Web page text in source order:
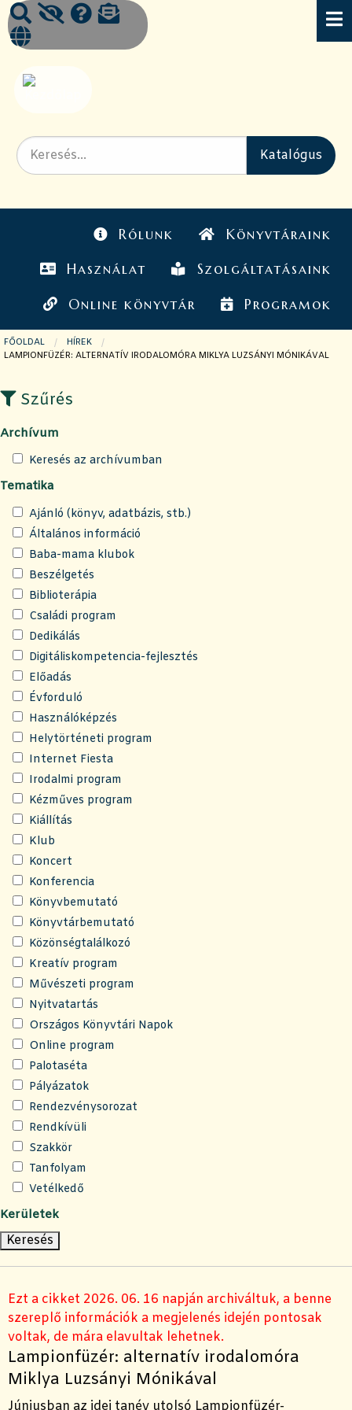
Rólunk Könyvtáraink
Használat Szolgáltatásaink
Online könyvtár Programok
FŐOLDAL
HÍREK
JELENLEGI OLDAL:
LAMPIONFÜZÉR: ALTERNATÍV IRODALOMÓRA MIKLYA LUZSÁNYI MÓNIKÁVAL
Szűrés
Archívum
Keresés az archívumban
Tematika
Ajánló (könyv, adatbázis, stb.)
Általános információ
Baba-mama klubok
Beszélgetés
Biblioterápia
Családi program
Dedikálás
Digitáliskompetencia-fejlesztés
Előadás
Évforduló
Használóképzés
Helytörténeti program
Internet Fiesta
Irodalmi program
Kézműves program
Kiállítás
Klub
Koncert
Konferencia
Könyvbemutató
Könyvtárbemutató
Közönségtalálkozó
Kreatív program
Művészeti program
Nyitvatartás
Országos Könyvtári Napok
Online program
Palotaséta
Pályázatok
Rendezvénysorozat
Rendkívüli
Szakkör
Tanfolyam
Vetélkedő
Kerületek
Ezt a cikket 2026. 06. 16 napján archiváltuk, a benne
szereplő információk a megjelenés idején pontosak
voltak, de mára elavultak lehetnek.
Lampionfüzér: alternatív irodalomóra
Miklya Luzsányi Mónikával
Júniusban az idei tanév utolsó Lampionfüzér-